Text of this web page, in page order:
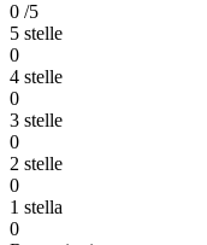
0 /5
5 stelle
0
4 stelle
0
3 stelle
0
2 stelle
0
1 stella
0